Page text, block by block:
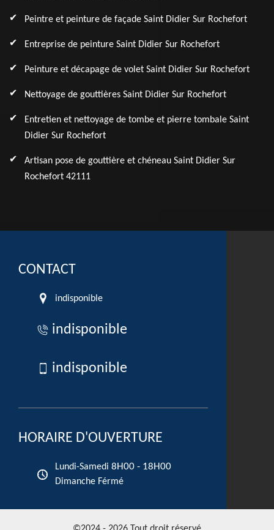
Peintre et peinture de façade Saint Didier Sur Rochefort
Entreprise de peinture Saint Didier Sur Rochefort
Peinture et décapage de volet Saint Didier Sur Rochefort
Nettoyage de gouttières Saint Didier Sur Rochefort
Entretien et nettoyage de tombe et pierre tombale Saint
Didier Sur Rochefort
Artisan pose de gouttière et chéneau Saint Didier Sur
Rochefort 42111
CONTACT
indisponible
indisponible
indisponible
HORAIRE D'OUVERTURE
Lundi-Samedi 8H00 - 18H00
Dimanche Férmé